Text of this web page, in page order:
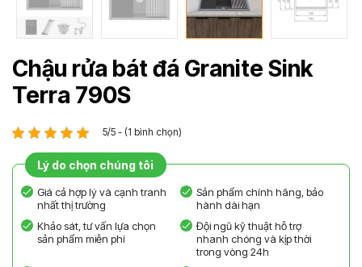
Chậu rửa bát đá Granite Sink
Terra 790S
5/5 - (1 bình chọn)
Lý do chọn chúng tôi
Giá cả hợp lý và cạnh tranh
nhất thị trường
Sản phẩm chính hãng, bảo
hành dài hạn
Khảo sát, tư vấn lựa chọn
sản phẩm miễn phí
Đội ngũ kỹ thuật hỗ trợ
nhanh chóng và kịp thời
trong vòng 24h